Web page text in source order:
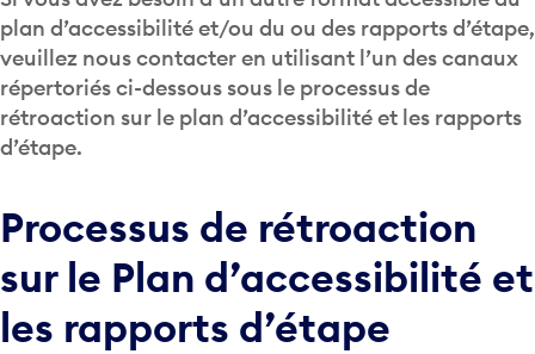
plan d’accessibilité et/ou du ou des rapports d’étape,
veuillez nous contacter en utilisant l’un des canaux
répertoriés ci-dessous sous le processus de
rétroaction sur le plan d’accessibilité et les rapports
d’étape.
Processus de rétroaction
sur le Plan d’accessibilité et
les rapports d’étape